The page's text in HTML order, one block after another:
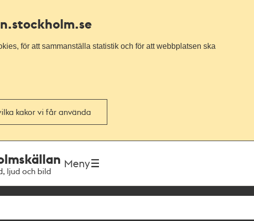
.stockholm.se
för att sammanställa statistik och för att webbplatsen ska
kakor vi får använda
ljud och bild
Meny